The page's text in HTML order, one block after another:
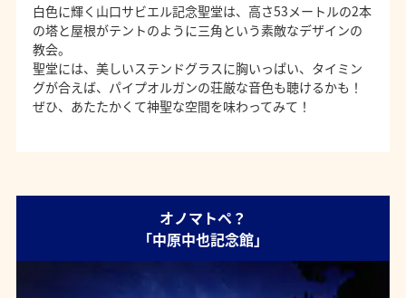
白色に輝く山口サビエル記念聖堂は、高さ53メートルの2本
の塔と屋根がテントのように三角という素敵なデザインの
教会。
聖堂には、美しいステンドグラスに胸いっぱい、タイミン
グが合えば、パイプオルガンの荘厳な音色も聴けるかも！
ぜひ、あたたかくて神聖な空間を味わってみて！
オノマトペ？
「中原中也記念館」